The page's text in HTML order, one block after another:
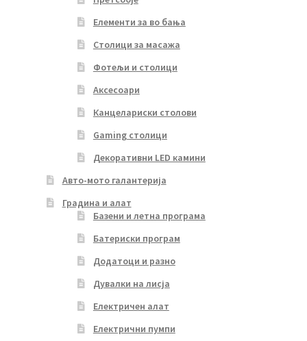
Елементи за во бања
Столици за масажа
Фотељи и столици
Аксесоари
Канцелариски столови
Gaming столици
Декоративни LED камини
Авто-мото галантерија
Градина и алат
Базени и летна програма
Батериски програм
Додатоци и разно
Дувалки на лисја
Електричен алат
Електрични пумпи